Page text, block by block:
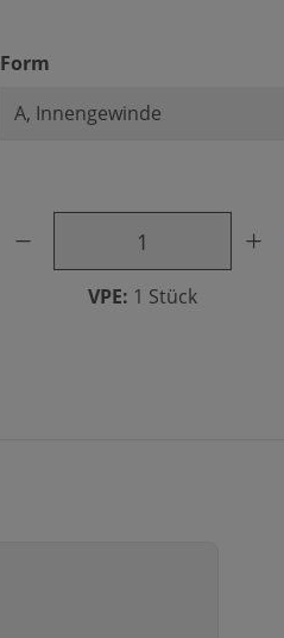
Form
Produkt Anzahl: Gib den
VPE: 1 Stück